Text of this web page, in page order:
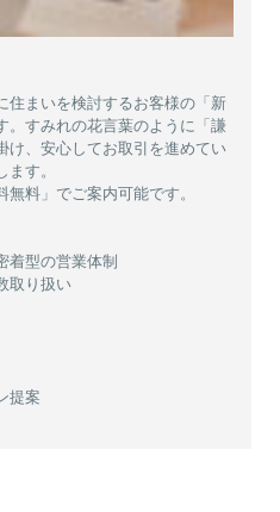
住まいを検討するお客様の「新
。すみれの花言葉のように「謙
け、安心してお取引を進めてい
す。
料」でご案内可能です。
着型の営業体制
取り扱い
提案